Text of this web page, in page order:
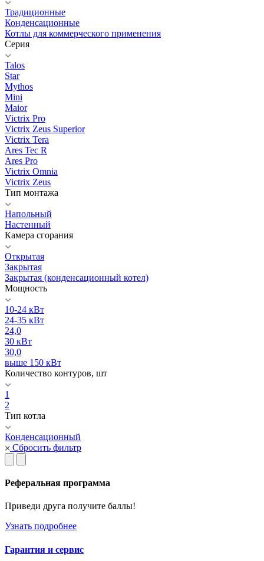
Традиционные
Конденсационные
Котлы для коммерческого применения
Серия
Talos
Star
Mythos
Mini
Maior
Victrix Pro
Victrix Zeus Superior
Victrix Tera
Ares Tec R
Ares Pro
Victrix Omnia
Victrix Zeus
Тип монтажа
Напольный
Настенный
Камера сгорания
Открытая
Закрытая
Закрытая (конденсационный котел)
Мощность
10-24 кВт
24-35 кВт
24,0
30 кВт
30,0
выше 150 кВт
Количество контуров, шт
1
2
Тип котла
Конденсационный
Сбросить фильтр
Реферальная программа
Приведи друга получите баллы!
Узнать подробнее
Гарантия и сервис